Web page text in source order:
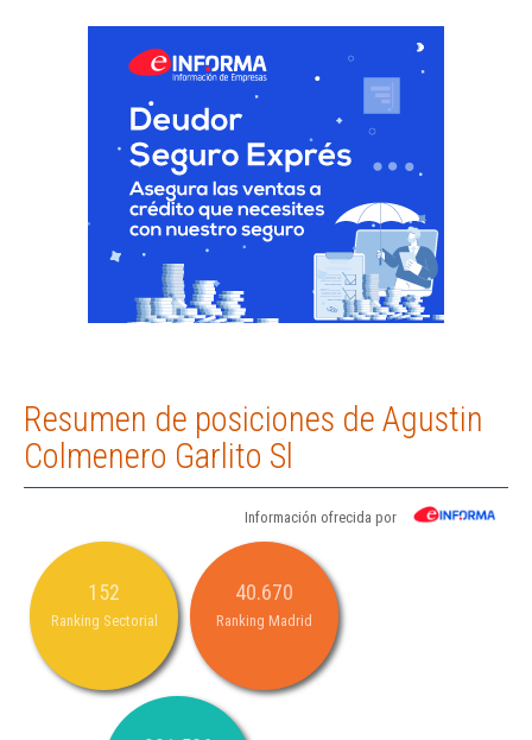
Resumen de posiciones de Agustin
Colmenero Garlito Sl
Información ofrecida por
152
Ranking Sectorial
40.670
Ranking Madrid